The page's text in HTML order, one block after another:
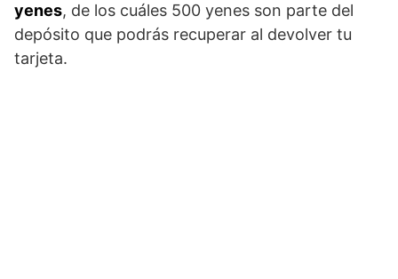
yenes, de los cuáles 500 yenes son parte del
depósito que podrás recuperar al devolver tu
tarjeta.